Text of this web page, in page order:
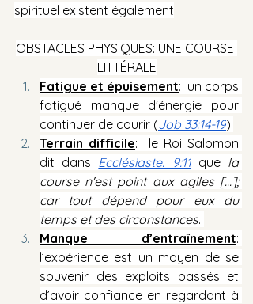
spirituel existent également
OBSTACLES PHYSIQUES: UNE COURSE
LITTÉRALE
Fatigue et épuisement:  un corps
fatigué manque d'énergie pour
continuer de courir (Job 33:14-19).
Terrain difficile:  le Roi Salomon
dit dans Ecclésiaste. 9:11 que la
course n'est point aux agiles [...];
car tout dépend pour eux du
temps et des circonstances.
Manque d’entraînement:
l’expérience est un moyen de se
souvenir des exploits passés et
d’avoir confiance en regardant à